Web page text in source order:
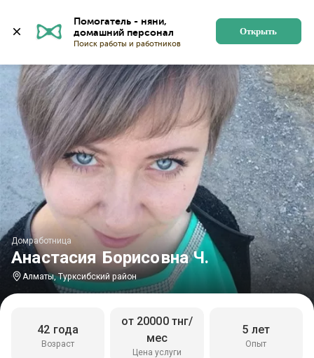
Помогатель - няни,
Поиск работы и работников
Открыть
Анастасия Борисовна Ч.
Домработница
Алматы, Турксибский район
Возраст
42 года
Цена услуги
от 20000 тнг/
мес
Опыт
5 лет